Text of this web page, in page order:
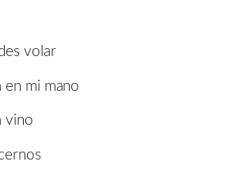
volar
en mi mano
vino